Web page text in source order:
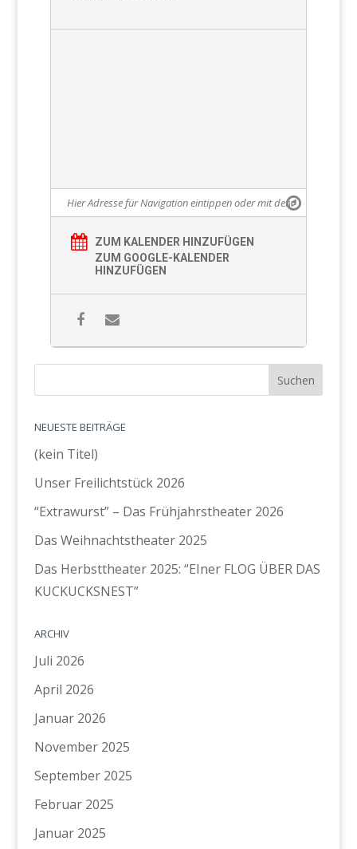
ZUM KALENDER HINZUFÜGEN
ZUM GOOGLE-KALENDER
HINZUFÜGEN
NEUESTE BEITRÄGE
(kein Titel)
Unser Freilichtstück 2026
“Extrawurst” – Das Frühjahrstheater 2026
Das Weihnachtstheater 2025
Das Herbsttheater 2025: “EIner FLOG ÜBER DAS
KUCKUCKSNEST”
ARCHIV
Juli 2026
April 2026
Januar 2026
November 2025
September 2025
Februar 2025
Januar 2025